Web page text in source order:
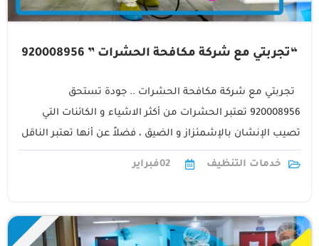
“تجربتي مع شركة مكافحة الحشرات ” 920008956
تجربتي مع شركة مكافحة الحشرات .. جودة تستحق
920008956 تعتبر الحشرات من أكثر الاشياء و الكائنات التي
تصيب الإنشان بالإشمئزاز و الضيق ، فضلاً عن أنها تعتبر الناقل
الأكبر1
خدمات التنظيف
02فبراير